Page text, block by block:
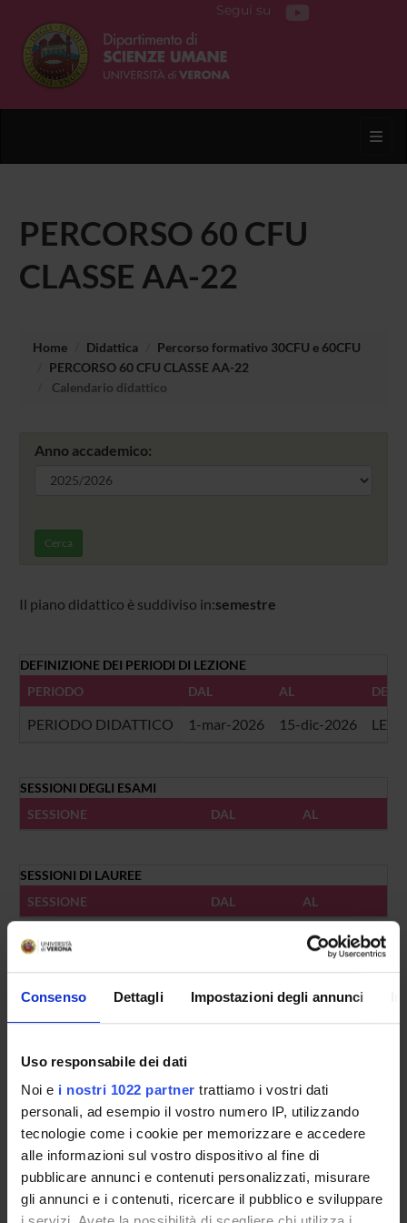
Consenso Dettagli Impostazioni degli annunci
Uso responsabile dei dati
Noi e i nostri 1022 partner trattiamo i vostri dati
personali, ad esempio il vostro numero IP, utilizzando
tecnologie come i cookie per memorizzare e accedere
alle informazioni sul vostro dispositivo al fine di
pubblicare annunci e contenuti personalizzati, misurare
gli annunci e i contenuti, ricercare il pubblico e sviluppare
Segui su
PERCORSO 60 CFU
CLASSE AA-22
Home Didattica
Percorso formativo 30CFU e 60CFU
PERCORSO 60 CFU CLASSE AA-22
Calendario didattico
Anno accademico:
Cerca
Il piano didattico è suddiviso in:semestre
DEFINIZIONE DEI PERIODI DI LEZIONE
PERIODO
DAL AL
PERIODO DIDATTICO 1-mar-2026 15-dic-2026
SESSIONI DEGLI ESAMI
SESSIONE
DAL AL
SESSIONI DI LAUREE
SESSIONE
DAL AL
AL
Presentazione
Come iscriversi
Insegnamenti
Calendario didattico
Orario lezioni